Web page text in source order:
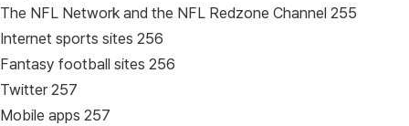
The NFL Network and the NFL Redzone Channel 255
Internet sports sites 256
Fantasy football sites 256
Twitter 257
Mobile apps 257